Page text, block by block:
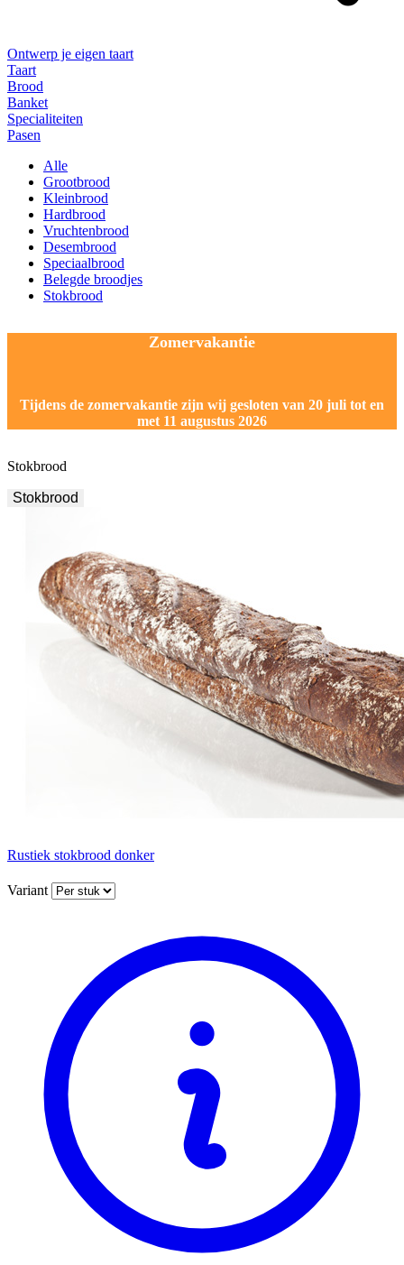
Ontwerp je eigen taart
Taart
Brood
Banket
Specialiteiten
Pasen
Alle
Grootbrood
Kleinbrood
Hardbrood
Vruchtenbrood
Desembrood
Speciaalbrood
Belegde broodjes
Stokbrood
Zomervakantie
Tijdens de zomervakantie zijn wij gesloten van 20 juli tot en
met 11 augustus 2026
Stokbrood
Stokbrood
Rustiek stokbrood donker
Variant